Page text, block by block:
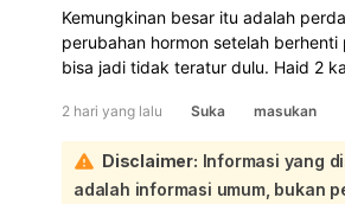
Kemungkinan besar itu adalah
perubahan hormon setelah berhenti
bisa jadi tidak teratur dulu. Haid 2
perdarahannya banyak, nyeri hebat,
berulang terus, sebaiknya periksa
Karena Anda berhenti minum pil KB
Agustus keluar darah disertai kram,
2 hari yang lalu Suka masukan
Disclaimer: Informasi yang
adalah informasi umum, bukan